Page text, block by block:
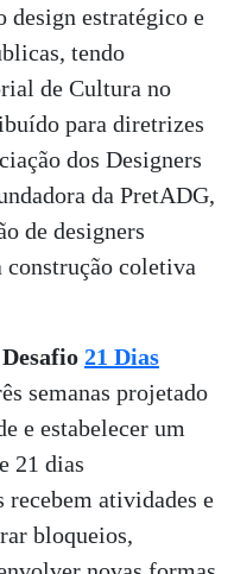
design estratégico e
tendo
de Cultura no
para diretrizes
dos Designers
da PretADG,
de designers
construção coletiva
21 Dias
semanas projetado
e estabelecer um
21 dias
recebem atividades e
bloqueios,